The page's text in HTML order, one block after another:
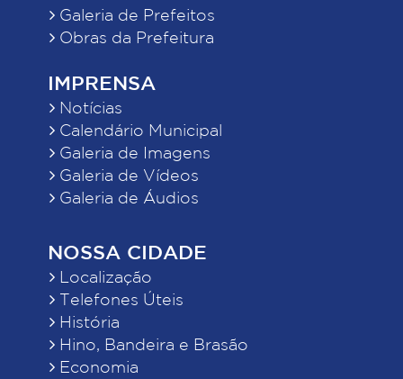
Galeria de Prefeitos
Obras da Prefeitura
IMPRENSA
Notícias
Calendário Municipal
Galeria de Imagens
Galeria de Vídeos
Galeria de Áudios
NOSSA CIDADE
Localização
Telefones Úteis
História
Hino, Bandeira e Brasão
Economia